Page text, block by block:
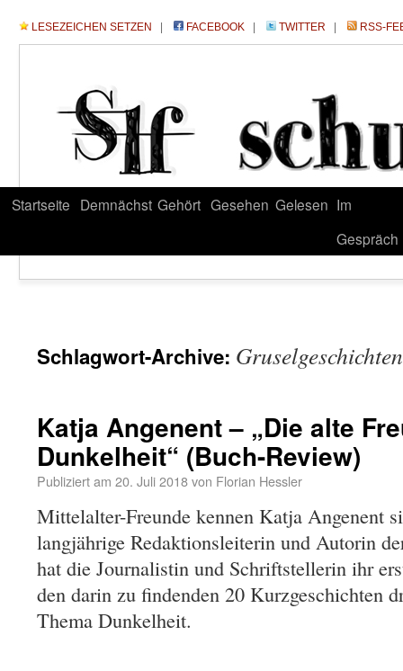
LESEZEICHEN SETZEN FACEBOOK TWITTER RSS-
Startseite Demnächst Gehört Gesehen Gelesen Im
Gespräch
Schlagwort-Archive: Gruselgeschichten
Katja Angenent – „Die alte
Dunkelheit“ (Buch-Review)
Publiziert am 20. Juli 2018von Florian Hessler
Mittelalter-Freunde kennen Katja Angenent
langjährige Redaktionsleiterin und Autorin
hat die Journalistin und Schriftstellerin ihr
den darin zu findenden 20 Kurzgeschichten
Thema Dunkelheit.